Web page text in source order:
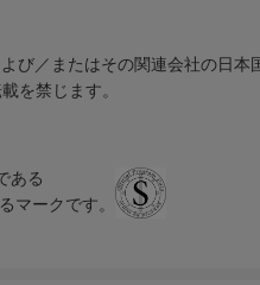
び／またはその関連会社の日本
を禁じます。
ある
マークです。